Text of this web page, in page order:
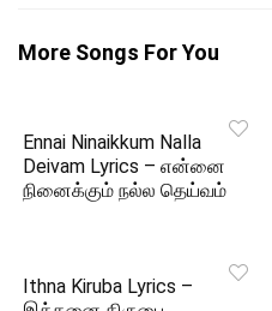
More Songs For You
Ennai Ninaikkum Nalla
Deivam Lyrics – என்னை
நினைக்கும் நல்ல தெய்வம்
Ithna Kiruba Lyrics –